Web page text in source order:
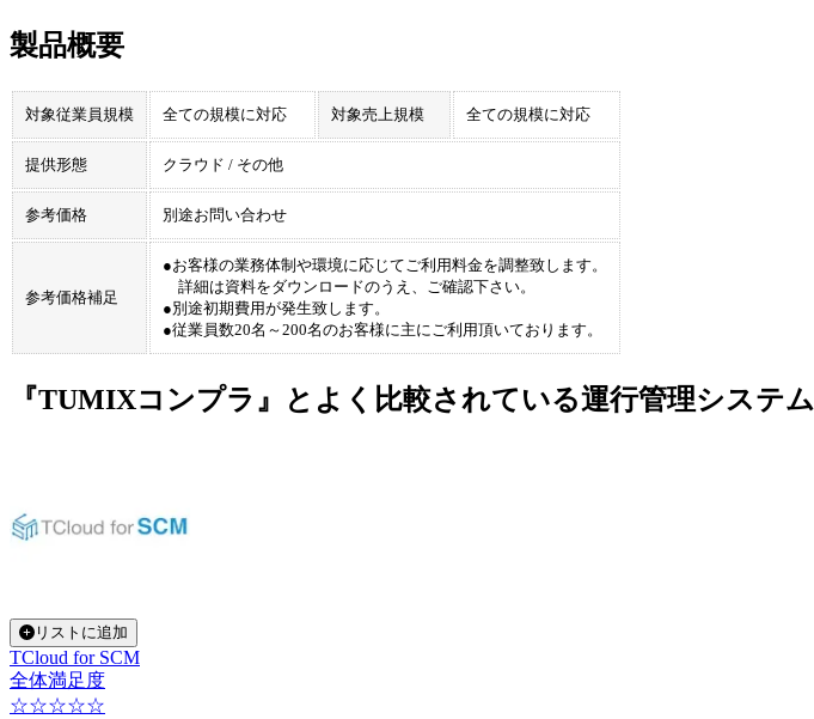
製品概要
対象従業員規模 全ての規模に対応 対象売上規模 全ての規模に対応
提供形態 クラウド / その他
参考価格 別途お問い合わせ
参考価格補足
●お客様の業務体制や環境に応じてご利用料金を調整致します。
詳細は資料をダウンロードのうえ、ご確認下さい。
●別途初期費用が発生致します。
●従業員数20名～200名のお客様に主にご利用頂いております。
『TUMIXコンプラ』とよく比較されている運行管理システム
リストに追加
TCloud for SCM
全体満足度
☆☆☆☆☆